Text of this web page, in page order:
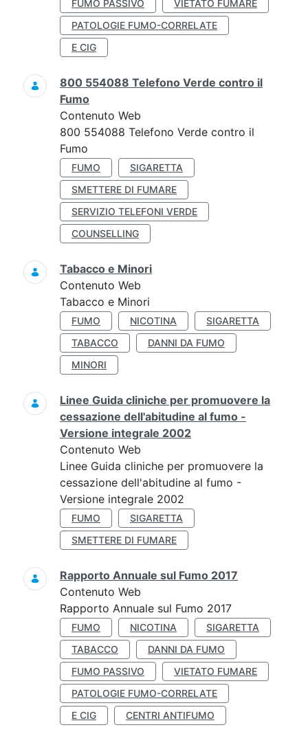
FUMO PASSIVO
VIETATO FUMARE
PATOLOGIE FUMO-CORRELATE
E CIG
800 554088 Telefono Verde contro il
Fumo
Contenuto Web
800 554088 Telefono Verde contro il
Fumo
FUMO
SIGARETTA
SMETTERE DI FUMARE
SERVIZIO TELEFONI VERDE
COUNSELLING
Tabacco e Minori
Contenuto Web
Tabacco e Minori
FUMO NICOTINA
SIGARETTA
TABACCO
DANNI DA FUMO
MINORI
Linee Guida cliniche per promuovere la
cessazione dell'abitudine al fumo -
Versione integrale 2002
Contenuto Web
Linee Guida cliniche per promuovere la
cessazione dell'abitudine al fumo -
Versione integrale 2002
FUMO
SIGARETTA
SMETTERE DI FUMARE
Rapporto Annuale sul Fumo 2017
Contenuto Web
Rapporto Annuale sul Fumo 2017
FUMO NICOTINA
SIGARETTA
TABACCO
DANNI DA FUMO
FUMO PASSIVO
VIETATO FUMARE
PATOLOGIE FUMO-CORRELATE
E CIG
CENTRI ANTIFUMO